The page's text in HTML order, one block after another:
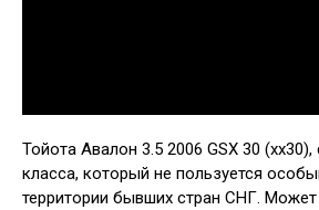
Тойота Авалон 3.5 2006 GSX 30
класса, который не пользуется
территории бывших стран СНГ.